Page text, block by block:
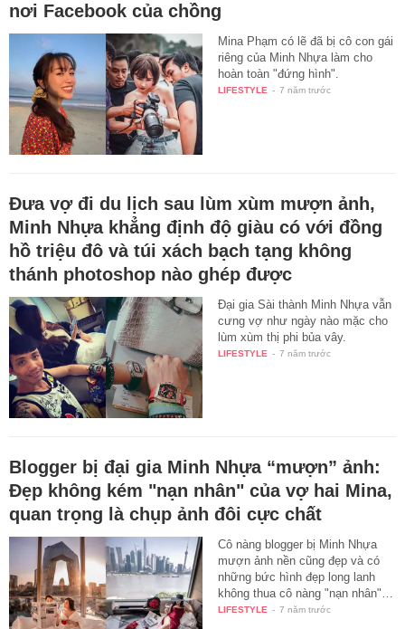
nơi Facebook của chồng
Mina Phạm có lẽ đã bị cô con gái
riêng của Minh Nhựa làm cho
hoàn toàn "đứng hình".
LIFESTYLE - 7 năm trước
Đưa vợ đi du lịch sau lùm xùm mượn ảnh,
Minh Nhựa khẳng định độ giàu có với đồng
hồ triệu đô và túi xách bạch tạng không
thánh photoshop nào ghép được
Đại gia Sài thành Minh Nhựa vẫn
cưng vợ như ngày nào mặc cho
lùm xùm thị phi bủa vây.
LIFESTYLE - 7 năm trước
Blogger bị đại gia Minh Nhựa “mượn” ảnh:
Đẹp không kém "nạn nhân" của vợ hai Mina,
quan trọng là chụp ảnh đôi cực chất
Cô nàng blogger bị Minh Nhựa
mượn ảnh nền cũng đẹp và có
những bức hình đẹp long lanh
không thua cô nàng "nạn nhân"…
LIFESTYLE - 7 năm trước